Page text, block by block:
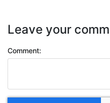
Leave your
Comment: